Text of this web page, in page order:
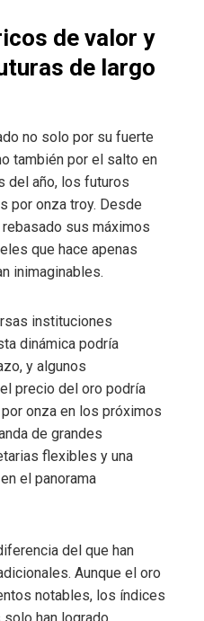
de valor y
de largo
no solo por su fuerte
también por el salto en
del año, los futuros
por onza troy. Desde
sus máximos
que hace apenas
inimaginables.
instituciones
dinámica podría
y algunos
precio del oro podría
onza en los próximos
de grandes
flexibles y una
el panorama
del que han
Aunque el oro
notables, los índices